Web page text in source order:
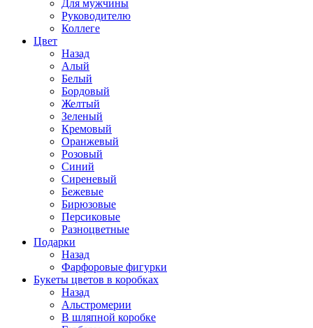
Для мужчины
Руководителю
Коллеге
Цвет
Назад
Алый
Белый
Бордовый
Желтый
Зеленый
Кремовый
Оранжевый
Розовый
Синий
Сиреневый
Бежевые
Бирюзовые
Персиковые
Разноцветные
Подарки
Назад
Фарфоровые фигурки
Букеты цветов в коробках
Назад
Альстромерии
В шляпной коробке